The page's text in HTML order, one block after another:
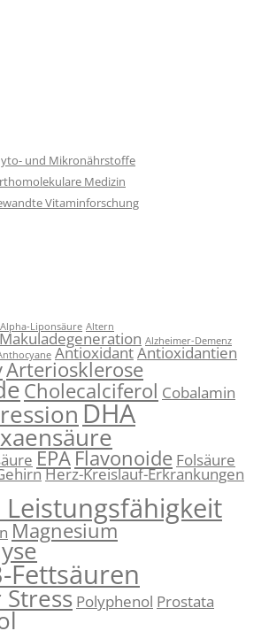
und Mikronährstoffe
Medizin
Vitaminforschung
Alpha-Liponsäure Altern
Alzheimer-Demenz
AntioxidantAntioxidantien
Arteriosklerose
Cholecalciferol Cobalamin
DHA
EPAFlavonoide Folsäure
Herz-Kreislauf-Erkrankungen
Magnesium
Fettsäuren
Polyphenol Prostata